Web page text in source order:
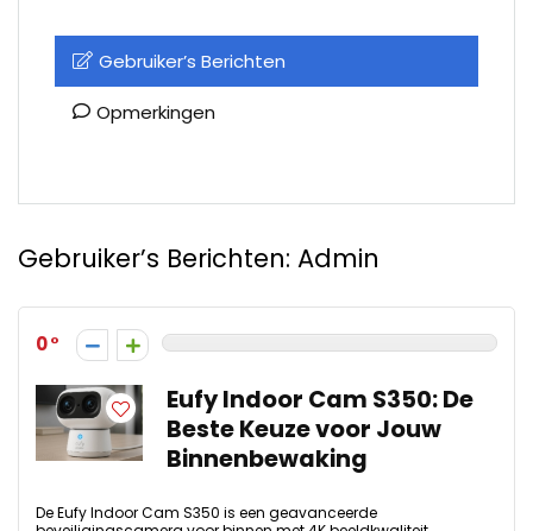
Gebruiker’s Berichten
Opmerkingen
Gebruiker’s Berichten: Admin
0
Eufy Indoor Cam S350: De
Beste Keuze voor Jouw
Binnenbewaking
De Eufy Indoor Cam S350 is een geavanceerde